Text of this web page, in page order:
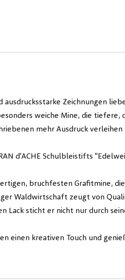
ausdrucksstarke Zeichnungen
weiche Mine, die
mehr Ausdruck
d'ACHE Schulbleistifts
bruchfesten Grafitmine,
Waldwirtschaft zeugt von
Lack sticht er nicht nur durch
einen kreativen Touch und